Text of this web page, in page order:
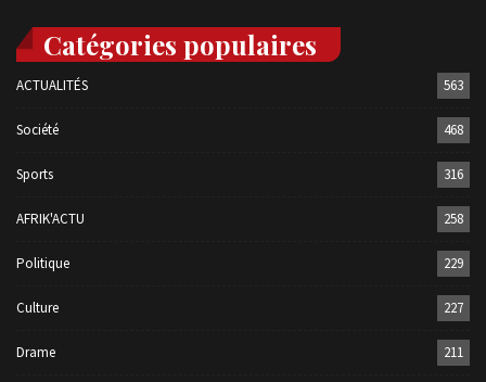
Catégories populaires
ACTUALITÉS 563
Société 468
Sports 316
AFRIK'ACTU 258
Politique 229
Culture 227
Drame 211